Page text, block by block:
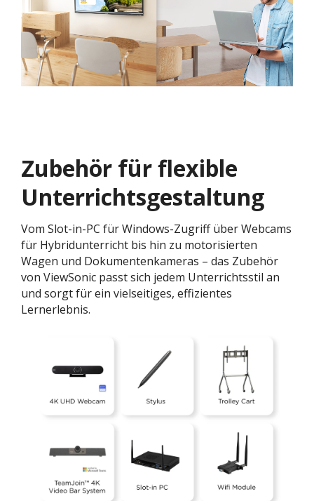
Zubehör für flexible
Unterrichtsgestaltung
Vom Slot-in-PC für Windows-Zugriff über Webcams
für Hybridunterricht bis hin zu motorisierten
Wagen und Dokumentenkameras – das Zubehör
von ViewSonic passt sich jedem Unterrichtsstil an
und sorgt für ein vielseitiges, effizientes
Lernerlebnis.